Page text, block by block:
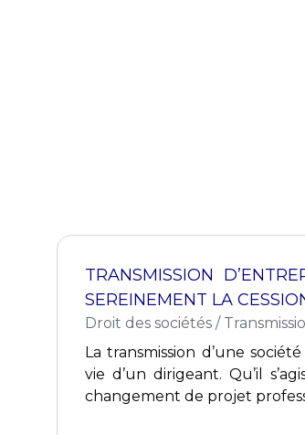
TRANSMISSION
SEREINEMENT LA
Droit des sociétés /
La transmission d’une
vie d’un dirigeant. Qu’il
changement de projet